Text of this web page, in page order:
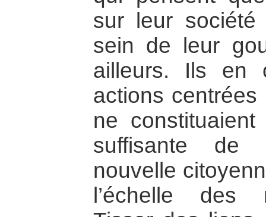
sur leur société
sein de leur
ailleurs. Ils en
actions
ne
suffisante de
nouvelle
l’échelle des